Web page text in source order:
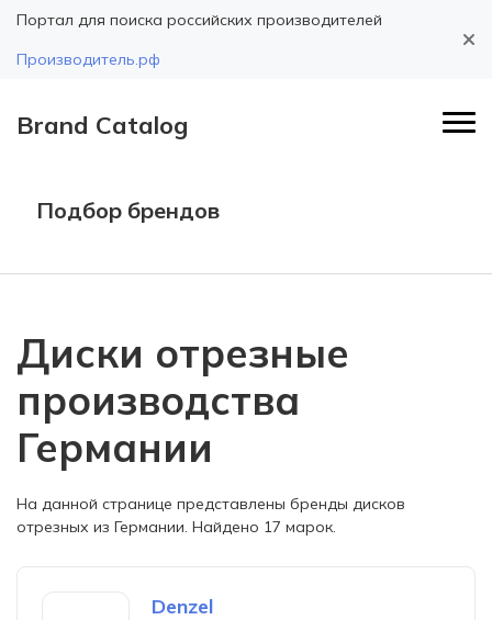
Портал для поиска российских производителей
Производитель.рф
Brand Catalog
Подбор брендов
Диски отрезные
производства
Германии
На данной странице представлены бренды дисков
отрезных из Германии. Найдено 17 марок.
Denzel